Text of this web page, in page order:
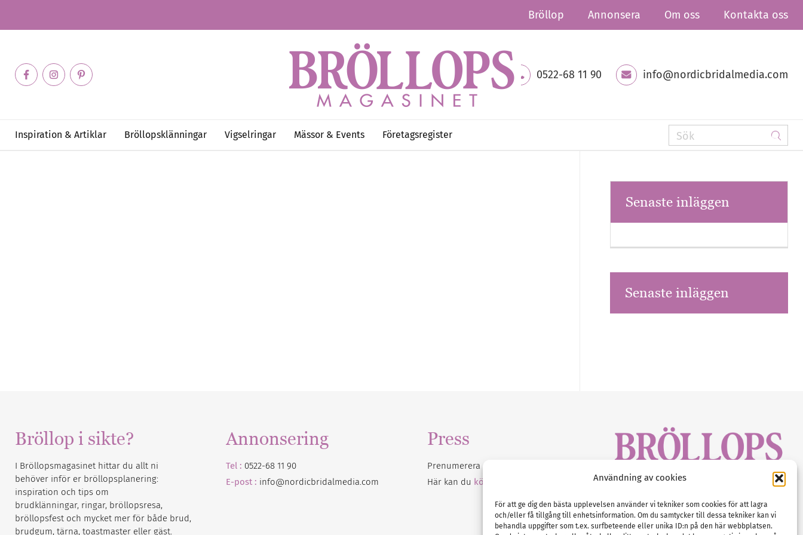
Användning av cookies
För att ge dig den bästa upplevelsen använder vi tekniker som cookies för att lagra
och/eller få tillgång till enhetsinformation. Om du samtycker till dessa tekniker kan vi
behandla uppgifter som t.ex. surfbeteende eller unika ID:n på den här webbplatsen.
Bröllop Annonsera Om oss Kontakta oss
0522-68 11 90 info@nordicbridalmedia.com
Inspiration & Artiklar Bröllopsklänningar Vigselringar Mässor & Events Företagsregister
Senaste inläggen
Senaste inläggen
Bröllop i sikte?
I Bröllopsmagasinet hittar du allt ni
behöver inför er bröllopsplanering:
inspiration och tips om
brudklänningar, ringar, bröllopsresa,
bröllopsfest och mycket mer för både brud,
brudgum, tärna, toastmaster eller gäst.
Annonsering
Tel : 0522-68 11 90
E-post : info@nordicbridalmedia.com
Press
Prenumerera på vårt
Här kan du köpa Bröllopsmagasinet
Tel :0522-68 11 90
E-post:info@nordicbridalmedia.com